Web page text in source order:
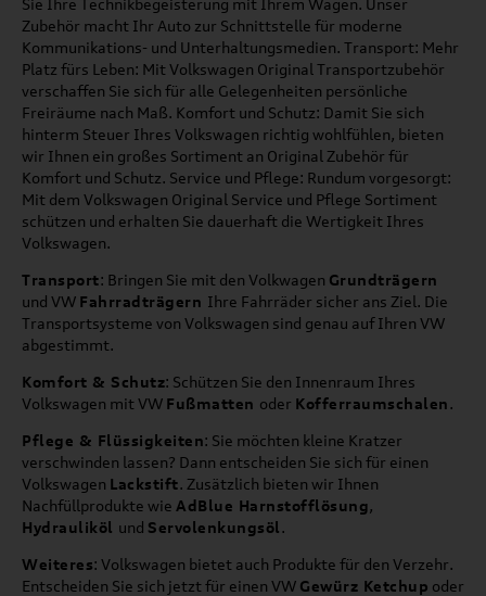
Zubehör macht Ihr Auto zur Schnittstelle für moderne
Kommunikations- und Unterhaltungsmedien. Transport: Mehr
Platz fürs Leben: Mit Volkswagen Original Transportzubehör
verschaffen Sie sich für alle Gelegenheiten persönliche
Freiräume nach Maß. Komfort und Schutz: Damit Sie sich
hinterm Steuer Ihres Volkswagen richtig wohlfühlen, bieten
wir Ihnen ein großes Sortiment an Original Zubehör für
Komfort und Schutz. Service und Pflege: Rundum vorgesorgt:
Mit dem Volkswagen Original Service und Pflege Sortiment
schützen und erhalten Sie dauerhaft die Wertigkeit Ihres
Volkswagen.
Transport: Bringen Sie mit den Volkwagen Grundträgern
und VW Fahrradträgern Ihre Fahrräder sicher ans Ziel. Die
Transportsysteme von Volkswagen sind genau auf Ihren VW
abgestimmt.
Komfort & Schutz: Schützen Sie den Innenraum Ihres
Volkswagen mit VW Fußmatten oder Kofferraumschalen.
Pflege & Flüssigkeiten: Sie möchten kleine Kratzer
verschwinden lassen? Dann entscheiden Sie sich für einen
Volkswagen Lackstift. Zusätzlich bieten wir Ihnen
Nachfüllprodukte wie AdBlue Harnstofflösung,
Hydrauliköl und Servolenkungsöl.
Weiteres: Volkswagen bietet auch Produkte für den Verzehr.
Entscheiden Sie sich jetzt für einen VW Gewürz Ketchup oder